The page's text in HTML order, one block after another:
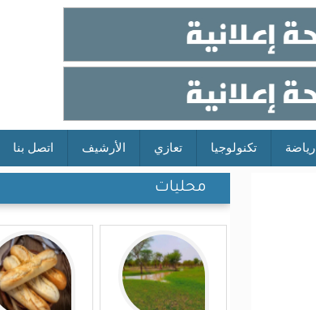
رياضة تكنولوجيا تعازي الأرشيف اتصل بنا
محليات